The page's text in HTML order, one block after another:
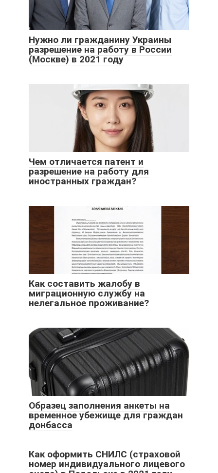
Нужно ли гражданину Украины
разрешение на работу в России
(Москве) в 2021 году
Чем отличается патент и
разрешение на работу для
иностранных граждан?
Как составить жалобу в
миграционную службу на
нелегальное проживание?
Образец заполнения анкеты на
временное убежище для граждан
донбасса
Как оформить СНИЛС (страховой
номер индивидуального лицевого